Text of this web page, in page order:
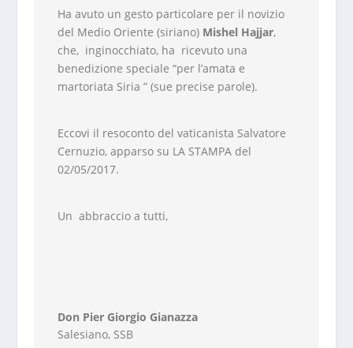
Ha avuto un gesto particolare per il novizio
del Medio Oriente (siriano) Mishel Hajjar,
che, inginocchiato, ha ricevuto una
benedizione speciale “per l’amata e
martoriata Siria ” (sue precise parole).
Eccovi il resoconto del vaticanista Salvatore
Cernuzio, apparso su LA STAMPA del
02/05/2017.
Un abbraccio a tutti,
Don Pier Giorgio Gianazza
Salesiano, SSB